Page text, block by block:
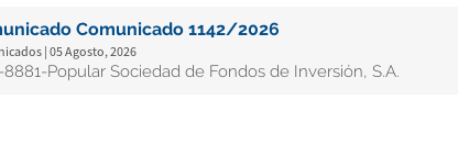
Comunicado 1142/2026
| 05 Agosto, 2026
8881-Popular Sociedad de Fondos de Inversión, S.A.